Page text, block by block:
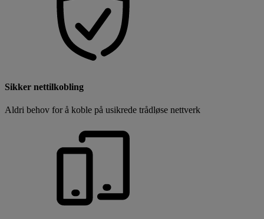
Sikker nettilkobling
Aldri behov for å koble på usikrede trådløse nettverk